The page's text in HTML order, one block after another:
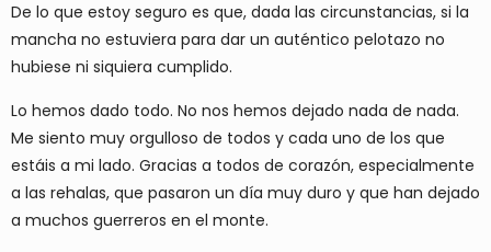
De lo que estoy seguro es que, dada las circunstancias, si la
mancha no estuviera para dar un auténtico pelotazo no
hubiese ni siquiera cumplido.
Lo hemos dado todo. No nos hemos dejado nada de nada.
Me siento muy orgulloso de todos y cada uno de los que
estáis a mi lado. Gracias a todos de corazón, especialmente
a las rehalas, que pasaron un día muy duro y que han dejado
a muchos guerreros en el monte.